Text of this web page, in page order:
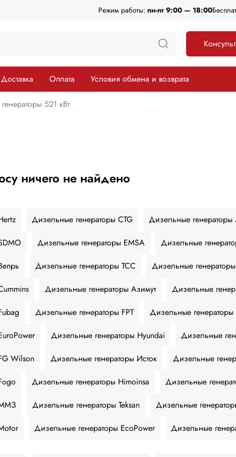
Режим работы: пн-пт 9:00 — 18:00
Доставка Оплата Условия обмена и возврата
521 кВт
ничего не найдено
Дизельные генераторы CTG
Дизельные генераторы
Дизельные генераторы EMSA
Дизельные
Дизельные генераторы ТСС
Дизельные
Дизельные генераторы Азимут
Дизельные
Дизельные генераторы FPT
Дизельные
Дизельные генераторы Hyundai
Дизельные
Wilson
Дизельные генераторы Исток
Дизельные
Дизельные генераторы Himoinsa
Дизельные
Дизельные генераторы Teksan
Дизельные
Дизельные генераторы EcoPower Дизельные